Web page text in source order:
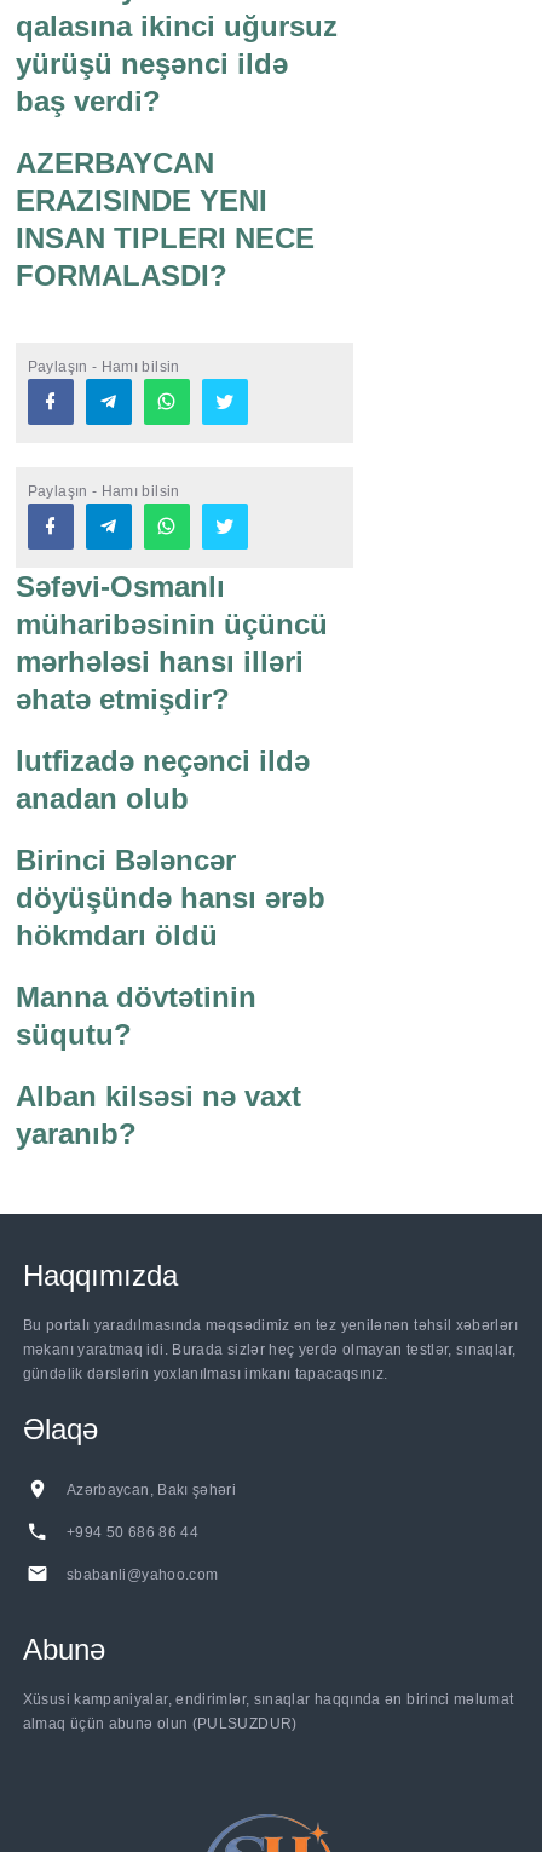
qalasına ikinci uğursuz
yürüşü neşənci ildə
baş verdi?
AZERBAYCAN
ERAZISINDE YENI
INSAN TIPLERI NECE
FORMALASDI?
Paylaşın - Hamı bilsin
Paylaşın - Hamı bilsin
Səfəvi-Osmanlı
müharibəsinin üçüncü
mərhələsi hansı illəri
əhatə etmişdir?
lutfizadə neçənci ildə
anadan olub
Birinci Bələncər
döyüşündə hansı ərəb
hökmdarı öldü
Manna dövtətinin
süqutu?
Alban kilsəsi nə vaxt
yaranıb?
Haqqımızda
Bu portalı yaradılmasında məqsədimiz ən tez yenilənən təhsil xəbərlərı
məkanı yaratmaq idi. Burada sizlər heç yerdə olmayan testlər, sınaqlar,
gündəlik dərslərin yoxlanılması imkanı tapacaqsınız.
Əlaqə
Azərbaycan, Bakı şəhəri
+994 50 686 86 44
sbabanli@yahoo.com
Abunə
Xüsusi kampaniyalar, endirimlər, sınaqlar haqqında ən birinci məlumat
almaq üçün abunə olun (PULSUZDUR)